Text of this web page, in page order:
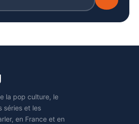
la pop culture, le
séries et les
en France et en